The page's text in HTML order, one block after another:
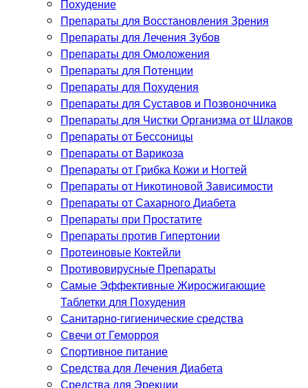
Похудение
Препараты для Восстановления Зрения
Препараты для Лечения Зубов
Препараты для Омоложения
Препараты для Потенции
Препараты для Похудения
Препараты для Суставов и Позвоночника
Препараты для Чистки Организма от Шлаков
Препараты от Бессоницы
Препараты от Варикоза
Препараты от Грибка Кожи и Ногтей
Препараты от Никотиновой Зависимости
Препараты от Сахарного Диабета
Препараты при Простатите
Препараты против Гипертонии
Протеиновые Коктейли
Противовирусные Препараты
Самые Эффективные Жиросжигающие
Таблетки для Похудения
Санитарно-гигиенические средства
Свечи от Геморроя
Спортивное питание
Средства для Лечения Диабета
Средства для Эрекции